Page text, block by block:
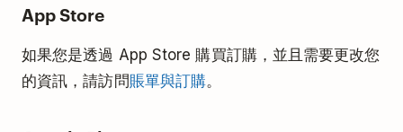
App Store
如果您是透過 App Store 購買訂購，並且需要更改您
的資訊，請訪問賬單與訂購。